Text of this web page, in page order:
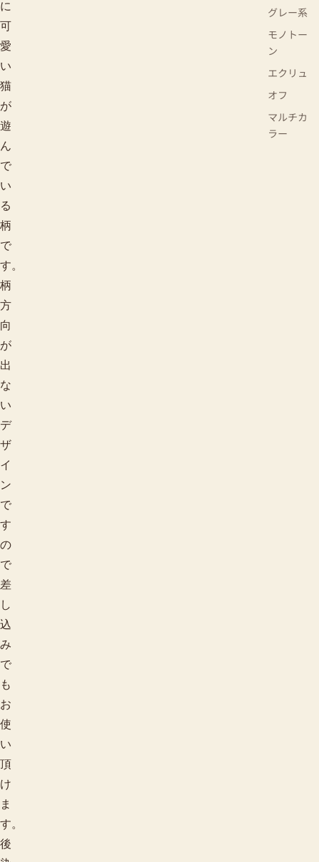
グレー系
モノトー
ン
エクリュ
オフ
マルチカ
ラー
に
可
愛
い
猫
が
遊
ん
で
い
る
柄
で
す。
柄
方
向
が
出
な
い
デ
ザ
イ
ン
で
す
の
で
差
し
込
み
で
も
お
使
い
頂
け
ま
す。
後